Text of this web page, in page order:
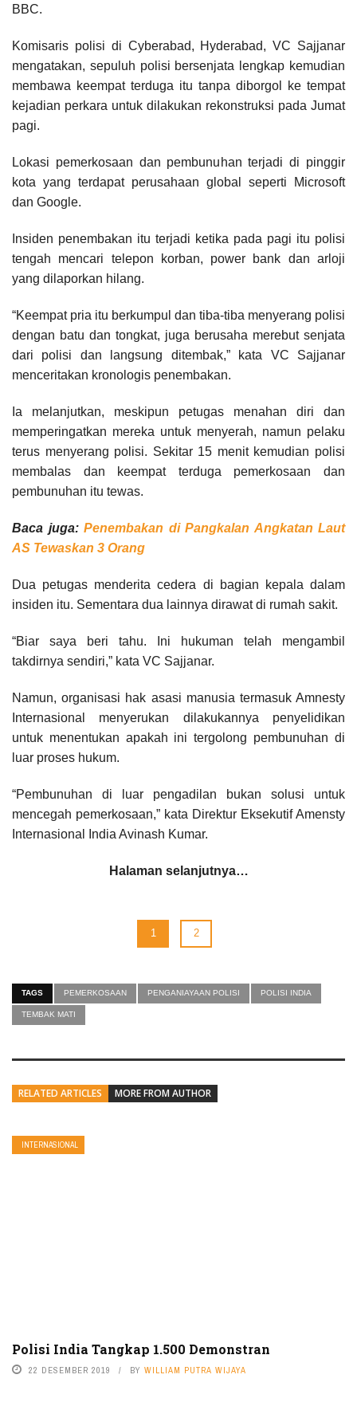
BBC.
Komisaris polisi di Cyberabad, Hyderabad, VC Sajjanar
mengatakan, sepuluh polisi bersenjata lengkap kemudian
membawa keempat terduga itu tanpa diborgol ke tempat
kejadian perkara untuk dilakukan rekonstruksi pada Jumat
pagi.
Lokasi pemerkosaan dan pembunuhan terjadi di pinggir
kota yang terdapat perusahaan global seperti Microsoft
dan Google.
Insiden penembakan itu terjadi ketika pada pagi itu polisi
tengah mencari telepon korban, power bank dan arloji
yang dilaporkan hilang.
“Keempat pria itu berkumpul dan tiba-tiba menyerang polisi
dengan batu dan tongkat, juga berusaha merebut senjata
dari polisi dan langsung ditembak,” kata VC Sajjanar
menceritakan kronologis penembakan.
Ia melanjutkan, meskipun petugas menahan diri dan
memperingatkan mereka untuk menyerah, namun pelaku
terus menyerang polisi. Sekitar 15 menit kemudian polisi
membalas dan keempat terduga pemerkosaan dan
pembunuhan itu tewas.
Baca juga: Penembakan di Pangkalan Angkatan Laut
AS Tewaskan 3 Orang
Dua petugas menderita cedera di bagian kepala dalam
insiden itu. Sementara dua lainnya dirawat di rumah sakit.
“Biar saya beri tahu. Ini hukuman telah mengambil
takdirnya sendiri,” kata VC Sajjanar.
Namun, organisasi hak asasi manusia termasuk Amnesty
Internasional menyerukan dilakukannya penyelidikan
untuk menentukan apakah ini tergolong pembunuhan di
luar proses hukum.
“Pembunuhan di luar pengadilan bukan solusi untuk
mencegah pemerkosaan,” kata Direktur Eksekutif Amensty
Internasional India Avinash Kumar.
Halaman selanjutnya…
1 2
TAGS PEMERKOSAAN PENGANIAYAAN POLISI POLISI INDIA
TEMBAK MATI
RELATED ARTICLES MORE FROM AUTHOR
INTERNASIONAL
Polisi India Tangkap 1.500 Demonstran
22 DESEMBER 2019 BY WILLIAM PUTRA WIJAYA